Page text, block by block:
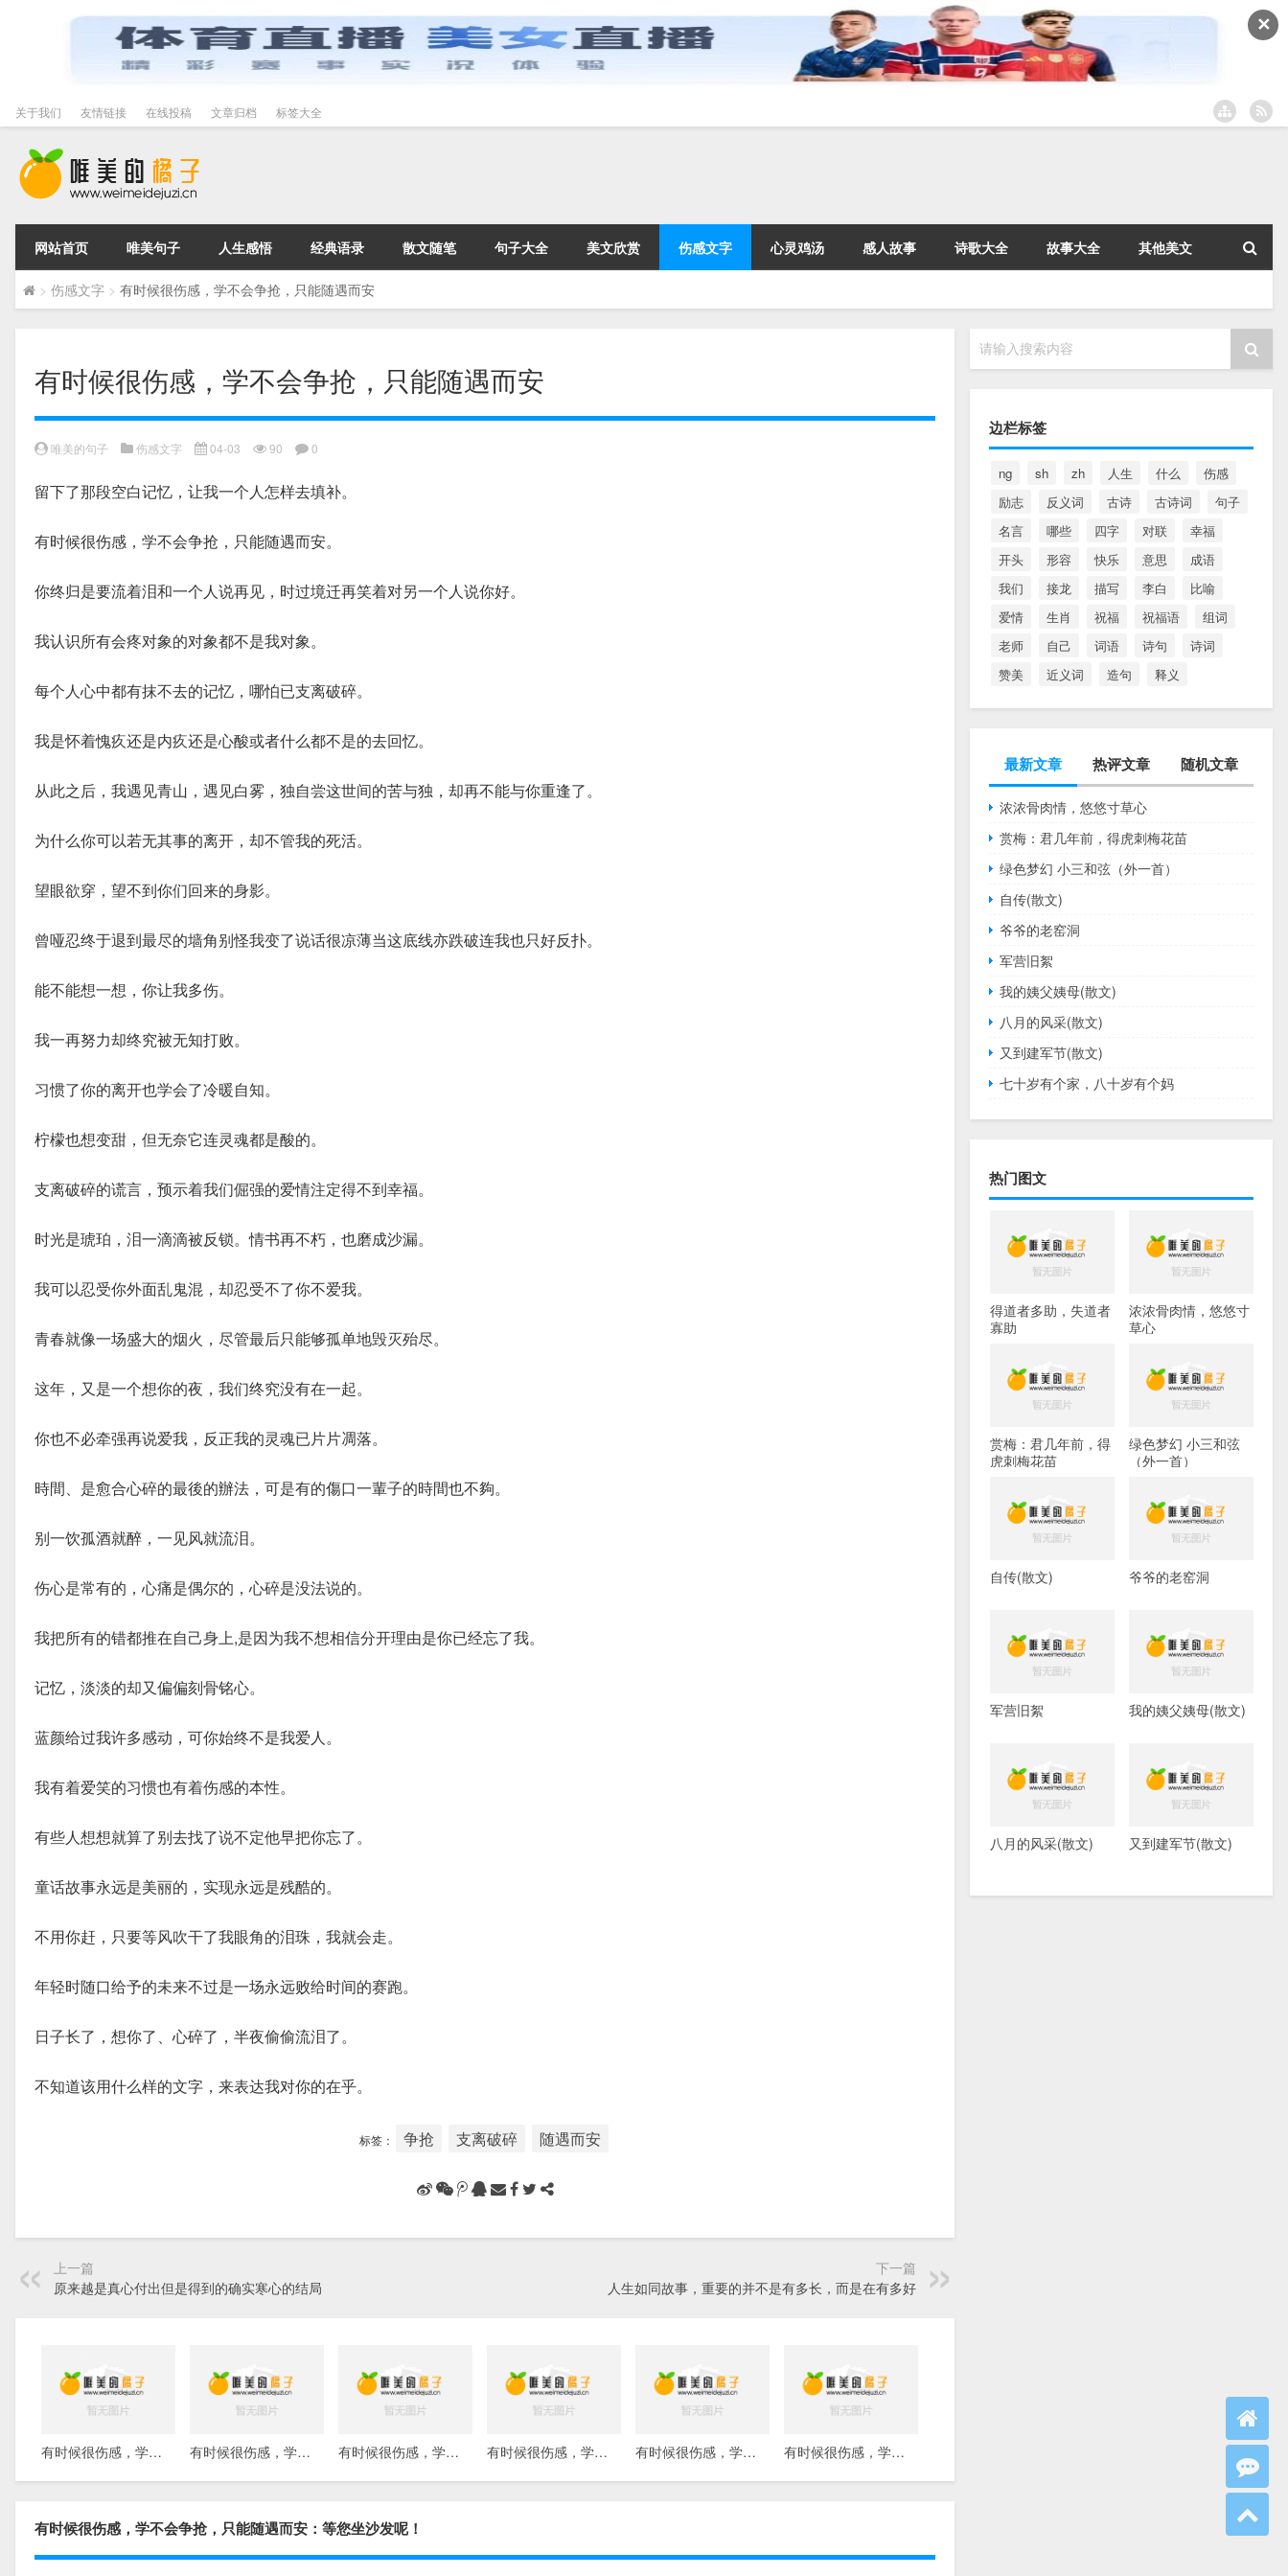
✕
关于我们 友情链接 在线投稿 文章归档 标签大全
网站首页 唯美句子 人生感悟 经典语录 散文随笔 句子大全 美文欣赏 伤感文字 心灵鸡汤 感人故事 诗歌大全 故事大全 其他美文
> 伤感文字 > 有时候很伤感，学不会争抢，只能随遇而安
有时候很伤感，学不会争抢，只能随遇而安
唯美的句子 伤感文字 04-03 90 0
留下了那段空白记忆，让我一个人怎样去填补。
有时候很伤感，学不会争抢，只能随遇而安。
你终归是要流着泪和一个人说再见，时过境迁再笑着对另一个人说你好。
我认识所有会疼对象的对象都不是我对象。
每个人心中都有抹不去的记忆，哪怕已支离破碎。
我是怀着愧疚还是内疚还是心酸或者什么都不是的去回忆。
从此之后，我遇见青山，遇见白雾，独自尝这世间的苦与独，却再不能与你重逢了。
为什么你可以若无其事的离开，却不管我的死活。
望眼欲穿，望不到你们回来的身影。
曾哑忍终于退到最尽的墙角别怪我变了说话很凉薄当这底线亦跌破连我也只好反扑。
能不能想一想，你让我多伤。
我一再努力却终究被无知打败。
习惯了你的离开也学会了冷暖自知。
柠檬也想变甜，但无奈它连灵魂都是酸的。
支离破碎的谎言，预示着我们倔强的爱情注定得不到幸福。
时光是琥珀，泪一滴滴被反锁。情书再不朽，也磨成沙漏。
我可以忍受你外面乱鬼混，却忍受不了你不爱我。
青春就像一场盛大的烟火，尽管最后只能够孤单地毁灭殆尽。
这年，又是一个想你的夜，我们终究没有在一起。
你也不必牵强再说爱我，反正我的灵魂已片片凋落。
時間、是愈合心碎的最後的辦法，可是有的傷口一輩子的時間也不夠。
别一饮孤酒就醉，一见风就流泪。
伤心是常有的，心痛是偶尔的，心碎是没法说的。
我把所有的错都推在自己身上,是因为我不想相信分开理由是你已经忘了我。
记忆，淡淡的却又偏偏刻骨铭心。
蓝颜给过我许多感动，可你始终不是我爱人。
我有着爱笑的习惯也有着伤感的本性。
有些人想想就算了别去找了说不定他早把你忘了。
童话故事永远是美丽的，实现永远是残酷的。
不用你赶，只要等风吹干了我眼角的泪珠，我就会走。
年轻时随口给予的未来不过是一场永远败给时间的赛跑。
日子长了，想你了、心碎了，半夜偷偷流泪了。
不知道该用什么样的文字，来表达我对你的在乎。
标签： 争抢 支离破碎 随遇而安
上一篇
原来越是真心付出但是得到的确实寒心的结局
下一篇
人生如同故事，重要的并不是有多长，而是在有多好
有时候很伤感，学不会争抢，只能随遇而安 有时候很伤感，学不会争抢，只能随遇而安 有时候很伤感，学不会争抢，只能随遇而安 有时候很伤感，学不会争抢，只能随遇而安 有时候很伤感，学不会争抢，只能随遇而安 有时候很伤感，学不会争抢，只能随遇而安
有时候很伤感，学不会争抢，只能随遇而安：等您坐沙发呢！
请输入搜索内容
边栏标签
ng sh zh 人生 什么
伤感
励志
反义词 古诗 古诗词
句子
名言
哪些 四字 对联
幸福
开头
形容 快乐 意思
成语
我们
接龙 描写 李白
比喻
爱情
生肖 祝福 祝福语
组词
老师
自己 词语 诗句
诗词
赞美
近义词 造句 释义
最新文章 热评文章 随机文章
浓浓骨肉情，悠悠寸草心
赏梅：君几年前，得虎刺梅花苗
绿色梦幻 小三和弦（外一首）
自传(散文)
爷爷的老窑洞
军营旧絮
我的姨父姨母(散文)
八月的风采(散文)
又到建军节(散文)
七十岁有个家，八十岁有个妈
热门图文
得道者多助，失道者
寡助
浓浓骨肉情，悠悠寸
草心
赏梅：君几年前，得
虎刺梅花苗
绿色梦幻 小三和弦
（外一首）
自传(散文) 爷爷的老窑洞
军营旧絮 我的姨父姨母(散文)
八月的风采(散文) 又到建军节(散文)